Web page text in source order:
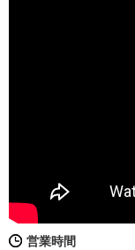
営業時間